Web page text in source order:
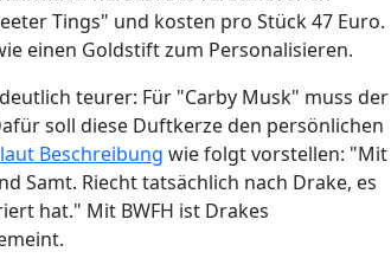
Tings" und kosten pro Stück 47 Euro.
einen Goldstift zum Personalisieren.
teurer: Für "Carby Musk" muss der
soll diese Duftkerze den persönlichen
Beschreibung wie folgt vorstellen: "Mit
Samt. Riecht tatsächlich nach Drake, es
hat." Mit BWFH ist Drakes